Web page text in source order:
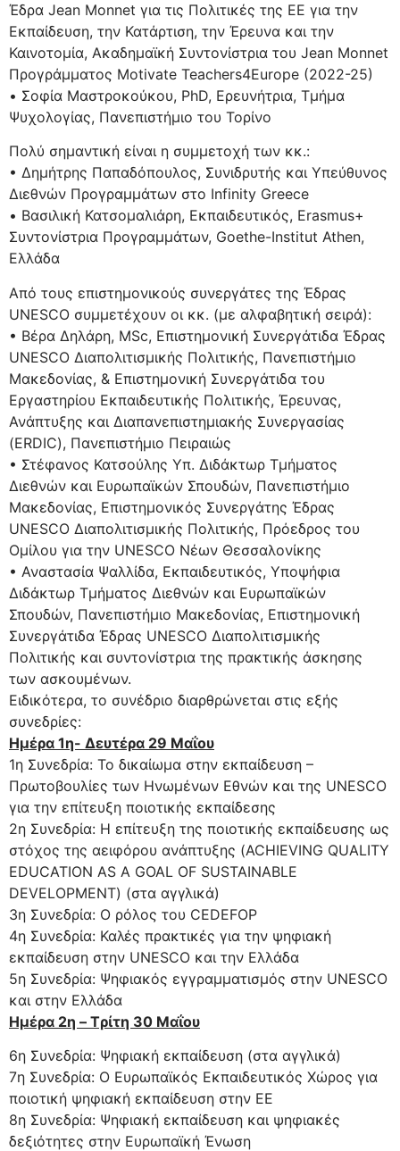
Έδρα Jean Monnet για τις Πολιτικές της ΕΕ για την
Εκπαίδευση, την Κατάρτιση, την Έρευνα και την
Καινοτομία, Ακαδημαϊκή Συντονίστρια του Jean Monnet
Προγράμματος Motivate Teachers4Europe (2022-25)
• Σοφία Μαστροκούκου, PhD, Ερευνήτρια, Τμήμα
Ψυχολογίας, Πανεπιστήμιο του Τορίνο
Πολύ σημαντική είναι η συμμετοχή των κκ.:
• Δημήτρης Παπαδόπουλος, Συνιδρυτής και Υπεύθυνος
Διεθνών Προγραμμάτων στο Infinity Greece
• Βασιλική Κατσομαλιάρη, Εκπαιδευτικός, Erasmus+
Συντονίστρια Προγραμμάτων, Goethe-Institut Athen,
Eλλάδα
Από τους επιστημονικούς συνεργάτες της Έδρας
UNESCO συμμετέχουν οι κκ. (με αλφαβητική σειρά):
• Βέρα Δηλάρη, MSc, Επιστημονική Συνεργάτιδα Έδρας
UNESCO Διαπολιτισμικής Πολιτικής, Πανεπιστήμιο
Μακεδονίας, & Επιστημονική Συνεργάτιδα του
Εργαστηρίου Εκπαιδευτικής Πολιτικής, Έρευνας,
Ανάπτυξης και Διαπανεπιστημιακής Συνεργασίας
(ERDIC), Πανεπιστήμιο Πειραιώς
• Στέφανος Κατσούλης Υπ. Διδάκτωρ Τμήματος
Διεθνών και Ευρωπαϊκών Σπουδών, Πανεπιστήμιο
Μακεδονίας, Eπιστημονικός Συνεργάτης Έδρας
UNESCO Διαπολιτισμικής Πολιτικής, Πρόεδρος του
Ομίλου για την UNESCO Νέων Θεσσαλονίκης
• Αναστασία Ψαλλίδα, Εκπαιδευτικός, Υποψήφια
Διδάκτωρ Τμήματος Διεθνών και Ευρωπαϊκών
Σπουδών, Πανεπιστήμιο Μακεδονίας, Eπιστημονική
Συνεργάτιδα Έδρας UNESCO Διαπολιτισμικής
Πολιτικής και συντονίστρια της πρακτικής άσκησης
των ασκουμένων.
Ειδικότερα, το συνέδριο διαρθρώνεται στις εξής
συνεδρίες:
Ημέρα 1η- Δευτέρα 29 Μαΐου
1η Συνεδρία: Το δικαίωμα στην εκπαίδευση –
Πρωτοβουλίες των Ηνωμένων Εθνών και της UNESCO
για την επίτευξη ποιοτικής εκπαίδεσης
2η Συνεδρία: Η επίτευξη της ποιοτικής εκπαίδευσης ως
στόχος της αειφόρου ανάπτυξης (ACHIEVING QUALITY
EDUCATION AS A GOAL OF SUSTAINABLE
DEVELOPMENT) (στα αγγλικά)
3η Συνεδρία: Ο ρόλος του CEDEFOP
4η Συνεδρία: Καλές πρακτικές για την ψηφιακή
εκπαίδευση στην UNESCO και την Ελλάδα
5η Συνεδρία: Ψηφιακός εγγραμματισμός στην UNESCO
και στην Ελλάδα
Ημέρα 2η – Tρίτη 30 Μαΐου
6η Συνεδρία: Ψηφιακή εκπαίδευση (στα αγγλικά)
7η Συνεδρία: Ο Ευρωπαϊκός Εκπαιδευτικός Χώρος για
ποιοτική ψηφιακή εκπαίδευση στην ΕΕ
8η Συνεδρία: Ψηφιακή εκπαίδευση και ψηφιακές
δεξιότητες στην Ευρωπαϊκή Ένωση